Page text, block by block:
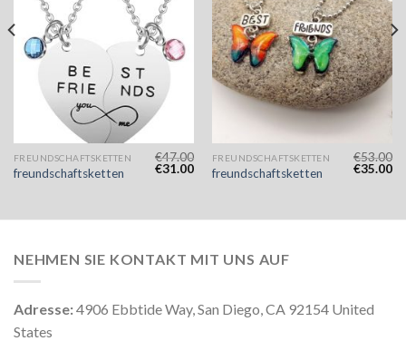
FREUNDSCHAFTSKETTEN
freundschaftsketten
€47.00
€31.00
FREUNDSCHAFTSKETTEN
freundschaftsketten
€53.00
€35.00
NEHMEN SIE KONTAKT MIT UNS AUF
Adresse:4906 Ebbtide Way, San Diego, CA 92154 United
States